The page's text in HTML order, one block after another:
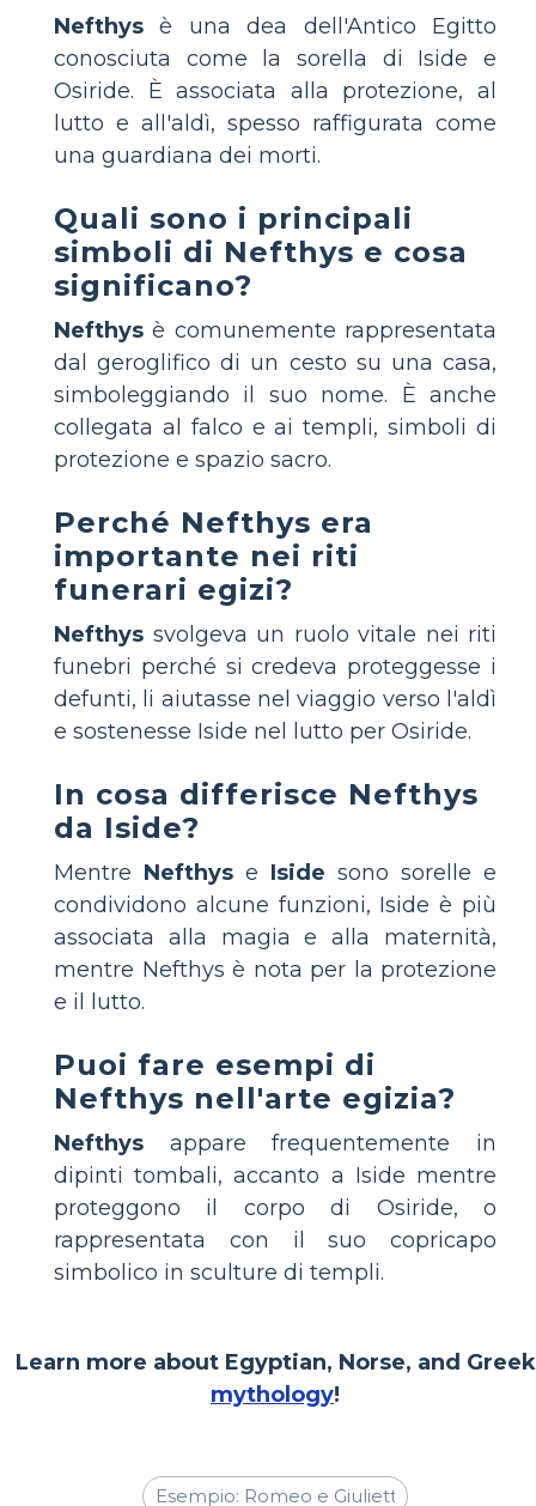
Nefthys è una dea dell'Antico Egitto
conosciuta come la sorella di Iside e
Osiride. È associata alla protezione, al
lutto e all'aldì, spesso raffigurata come
una guardiana dei morti.
Quali sono i principali
simboli di Nefthys e cosa
significano?
Nefthys è comunemente rappresentata
dal geroglifico di un cesto su una casa,
simboleggiando il suo nome. È anche
collegata al falco e ai templi, simboli di
protezione e spazio sacro.
Perché Nefthys era
importante nei riti
funerari egizi?
Nefthys svolgeva un ruolo vitale nei riti
funebri perché si credeva proteggesse i
defunti, li aiutasse nel viaggio verso l'aldì
e sostenesse Iside nel lutto per Osiride.
In cosa differisce Nefthys
da Iside?
Mentre Nefthys e Iside sono sorelle e
condividono alcune funzioni, Iside è più
associata alla magia e alla maternità,
mentre Nefthys è nota per la protezione
e il lutto.
Puoi fare esempi di
Nefthys nell'arte egizia?
Nefthys appare frequentemente in
dipinti tombali, accanto a Iside mentre
proteggono il corpo di Osiride, o
rappresentata con il suo copricapo
simbolico in sculture di templi.
Learn more about Egyptian, Norse, and Greek
mythology!